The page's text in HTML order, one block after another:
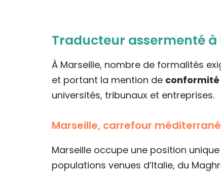
Traducteur assermenté
À Marseille, nombre de formalités
et portant la mention de conformité
universités, tribunaux et entreprises.
Marseille, carrefour
Marseille occupe une position
populations venues d’Italie, du